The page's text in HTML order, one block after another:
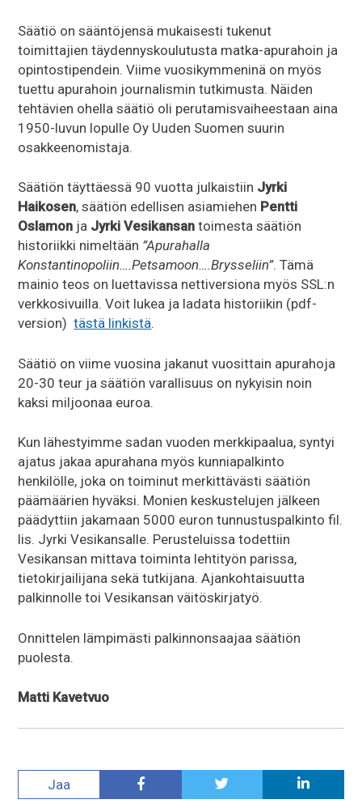
Säätiö on sääntöjensä mukaisesti tukenut
toimittajien täydennyskoulutusta matka-apurahoin ja
opintostipendein. Viime vuosikymmeninä on myös
tuettu apurahoin journalismin tutkimusta. Näiden
tehtävien ohella säätiö oli perutamisvaiheestaan aina
1950-luvun lopulle Oy Uuden Suomen suurin
osakkeenomistaja.
Säätiön täyttäessä 90 vuotta julkaistiin Jyrki
Haikosen, säätiön edellisen asiamiehen Pentti
Oslamon ja Jyrki Vesikansan toimesta säätiön
historiikki nimeltään ”Apurahalla
Konstantinopoliin….Petsamoon….Brysseliin”. Tämä
mainio teos on luettavissa nettiversiona myös SSL:n
verkkosivuilla. Voit lukea ja ladata historiikin (pdf-
version)tästä linkistä.
Säätiö on viime vuosina jakanut vuosittain apurahoja
20-30 teur ja säätiön varallisuus on nykyisin noin
kaksi miljoonaa euroa.
Kun lähestyimme sadan vuoden merkkipaalua, syntyi
ajatus jakaa apurahana myös kunniapalkinto
henkilölle, joka on toiminut merkittävästi säätiön
päämäärien hyväksi. Monien keskustelujen jälkeen
päädyttiin jakamaan 5000 euron tunnustuspalkinto fil.
lis. Jyrki Vesikansalle. Perusteluissa todettiin
Vesikansan mittava toiminta lehtityön parissa,
tietokirjailijana sekä tutkijana. Ajankohtaisuutta
palkinnolle toi Vesikansan väitöskirjatyö.
Onnittelen lämpimästi palkinnonsaajaa säätiön
puolesta.
Matti Kavetvuo
Jaa